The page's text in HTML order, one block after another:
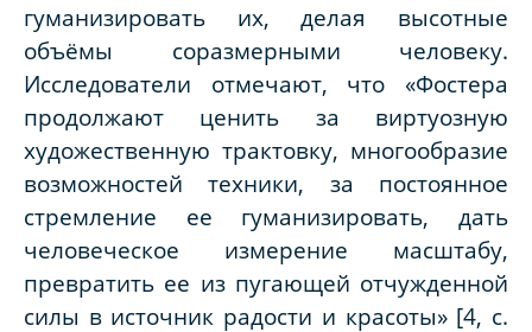
гуманизировать их, делая высотные
объёмы соразмерными человеку.
Исследователи отмечают, что «Фостера
продолжают ценить за виртуозную
художественную трактовку, многообразие
возможностей техники, за постоянное
стремление ее гуманизировать, дать
человеческое измерение масштабу,
превратить ее из пугающей отчужденной
силы в источник радости и красоты» [4, с.